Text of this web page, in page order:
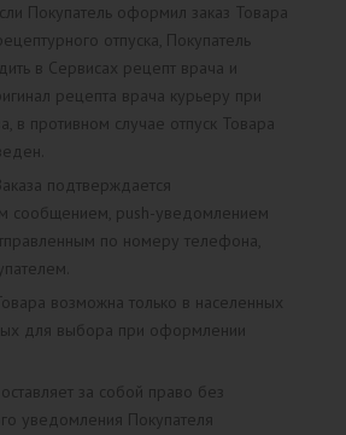
Покупатель оформил заказ Товара
отпуска, Покупатель
в Сервисах рецепт врача и
рецепта врача курьеру при
в противном случае отпуск Товара
подтверждается
сообщением, push-уведомлением
по номеру телефона,
возможна только в населенных
для выбора при оформлении
за собой право без
уведомления Покупателя